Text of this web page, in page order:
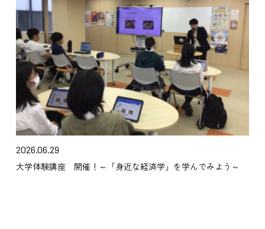
2026.06.29
大学体験講座 開催！～「身近な経済学」を学んでみよう～